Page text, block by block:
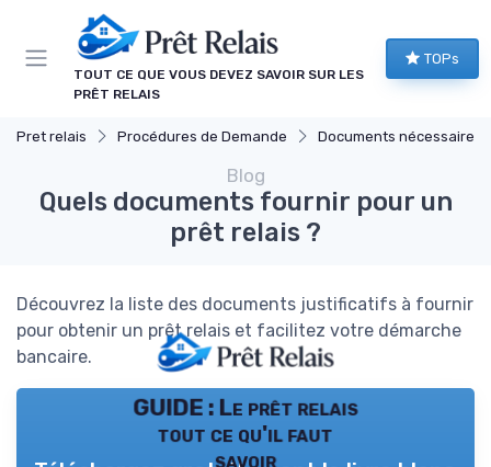
TOUT CE QUE VOUS DEVEZ SAVOIR SUR LES
PRÊT RELAIS
TOPs
Pret relais Procédures de Demande Documents nécessaires
Blog
Quels documents fournir pour un
prêt relais ?
Découvrez la liste des documents justificatifs à fournir
pour obtenir un prêt relais et facilitez votre démarche
bancaire.
GUIDE : Le prêt relais
tout ce qu'il faut
savoir
Panneau de gestion des cookies